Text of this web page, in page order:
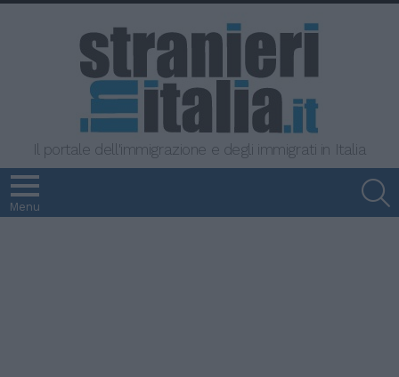
Il portale dell'immigrazione e degli immigrati in Italia
Menu